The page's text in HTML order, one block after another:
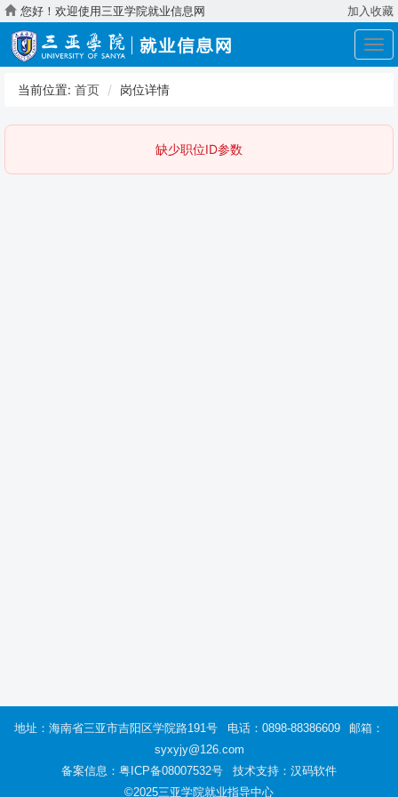
您好！欢迎使用三亚学院就业信息网 加入收藏
展
开
当前位置: 首页 岗位详情
缺少职位ID参数
地址：海南省三亚市吉阳区学院路191号 电话：0898-88386609
邮箱：
syxyjy@126.com
备案信息：粤ICP备08007532号
技术支持：汉码软件
©2025三亚学院就业指导中心